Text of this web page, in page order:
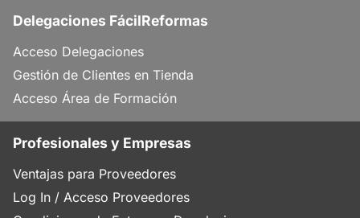
Delegaciones FácilReformas
Acceso Delegaciones
Gestión de Clientes en Tienda
Acceso Área de Formación
Profesionales y Empresas
Ventajas para Proveedores
Log In / Acceso Proveedores